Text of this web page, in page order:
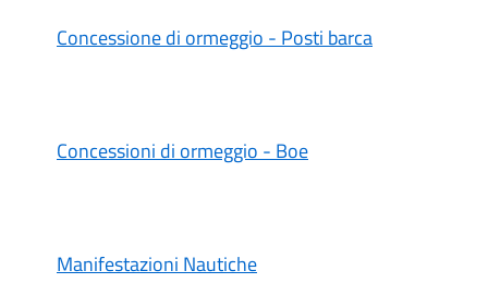
Concessione di ormeggio - Posti barca
Concessioni di ormeggio - Boe
Manifestazioni Nautiche